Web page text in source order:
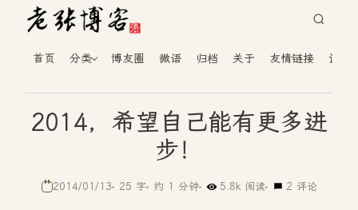
首页 分类 博友圈 微语 归档 关于 友情链接 读者
2014，希望自己能有更多进
步！
2014/01/13 25 字 约 1 分钟 5.8k 阅读 2 评论